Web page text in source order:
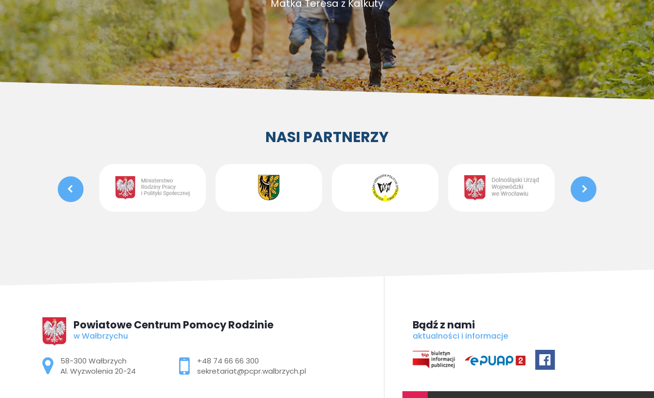
Matka Teresa z Kalkuty
NASI PARTNERZY
Powiatowe Centrum Pomocy Rodzinie
w Wałbrzychu
Adres pocztowy:
58-300 Wałbrzych
Al. Wyzwolenia 20-24
+48 74 66 66 300
sekretariat@pcpr.walbrzych.pl
Bądź z nami
aktualności i informacje